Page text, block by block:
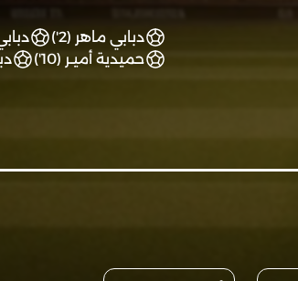
دبابي ماهر (2')
حميدية أميـر (10')